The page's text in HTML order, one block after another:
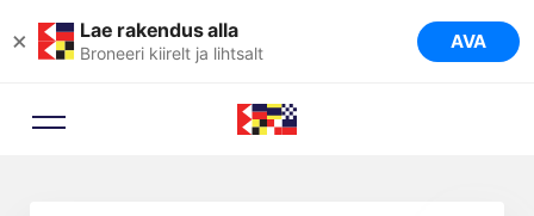
× Lae rakendus alla
Broneeri kiirelt ja lihtsalt AVA